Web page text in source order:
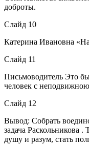
доброты.
Слайд 10
Катерина Ивановна
Слайд 11
Письмоводитель Это
человек с
Слайд 12
Вывод: Собрать
задача Раскольникова
душу и разум, стать